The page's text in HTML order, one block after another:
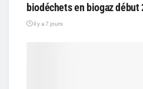
biodéchets en biogaz début
il y a 7 jours